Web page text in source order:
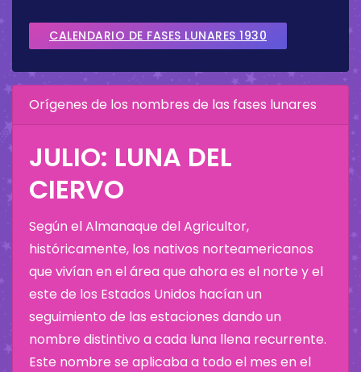
CALENDARIO DE FASES LUNARES 1930
Orígenes de los nombres de las fases lunares
JULIO: LUNA DEL
CIERVO
Según el Almanaque del Agricultor,
históricamente, los nativos norteamericanos
que vivían en el área que ahora es el norte y el
este de los Estados Unidos hacían un
seguimiento de las estaciones dando un
nombre distintivo a cada luna llena recurrente.
Este nombre se aplicaba a todo el mes en el